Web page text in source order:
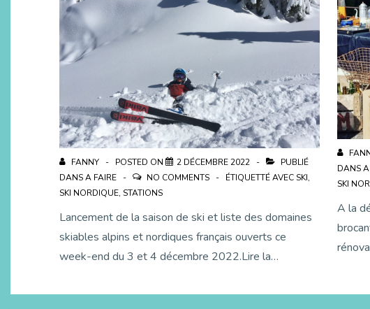
FANNY POSTED ON 2 DÉCEMBRE 2022
PUBLIÉ
DANSA FAIRE NO COMMENTS ÉTIQUETTÉ AVECSKI,
SKI NORDIQUE, STATIONS
Lancement de la saison de ski et liste des domaines
skiables alpins et nordiques français ouverts ce
week-end du 3 et 4 décembre 2022.Lire la…
DANS
SKI
A la